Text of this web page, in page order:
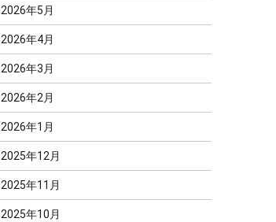
2026年5月
2026年4月
2026年3月
2026年2月
2026年1月
2025年12月
2025年11月
2025年10月